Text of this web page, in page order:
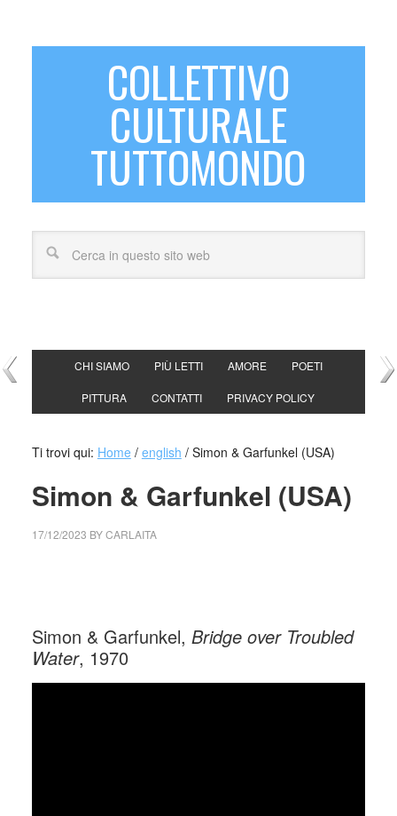
COLLETTIVO
CULTURALE
TUTTOMONDO
CHI SIAMO PIÙ LETTI AMORE POETI
PITTURA CONTATTI PRIVACY POLICY
Ti trovi qui: Home / english /Simon & Garfunkel (USA)
Simon & Garfunkel (USA)
17/12/2023 BYCARLAITA
Simon & Garfunkel, Bridge over Troubled
Water, 1970